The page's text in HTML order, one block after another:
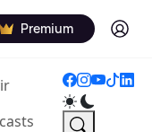
Premium Log in
(current)